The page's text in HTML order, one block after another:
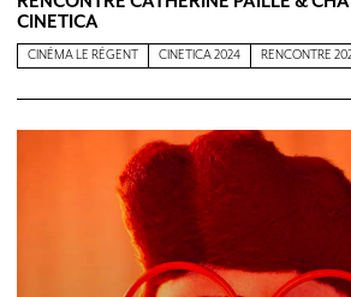
CINETICA
CINÉMA LE RÉGENT CINETICA 2024 RENCONTRE